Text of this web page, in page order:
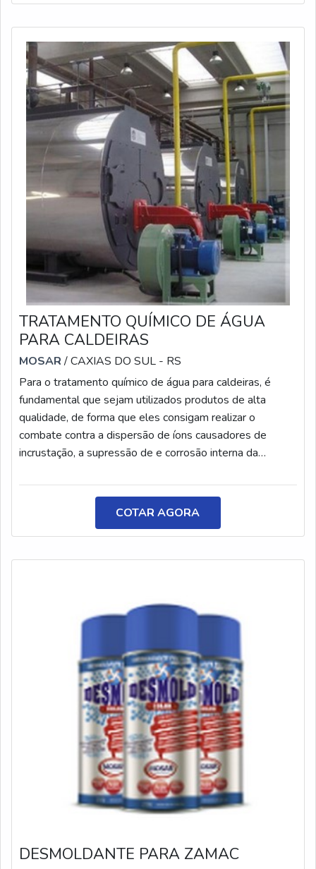
maneira prática e positiva, também é
TRATAMENTO QUÍMICO DE ÁGUA
PARA CALDEIRAS
MOSAR/ CAXIAS DO SUL - RS
Para o tratamento químico de água para caldeiras, é
fundamental que sejam utilizados produtos de alta
qualidade, de forma que eles consigam realizar o
combate contra a dispersão de íons causadores de
incrustação, a supressão de e corrosão interna da
problemas são responsáveis por gerar espuma ou
arraste, atrapalhando o desempenho da caldeira. O
equipamento necessita de água de ótima qualidade para
o bom funcionamento.DETALHES DO TRATAMENTO
Antes
COTAR AGORA
DESMOLDANTE PARA ZAMAC